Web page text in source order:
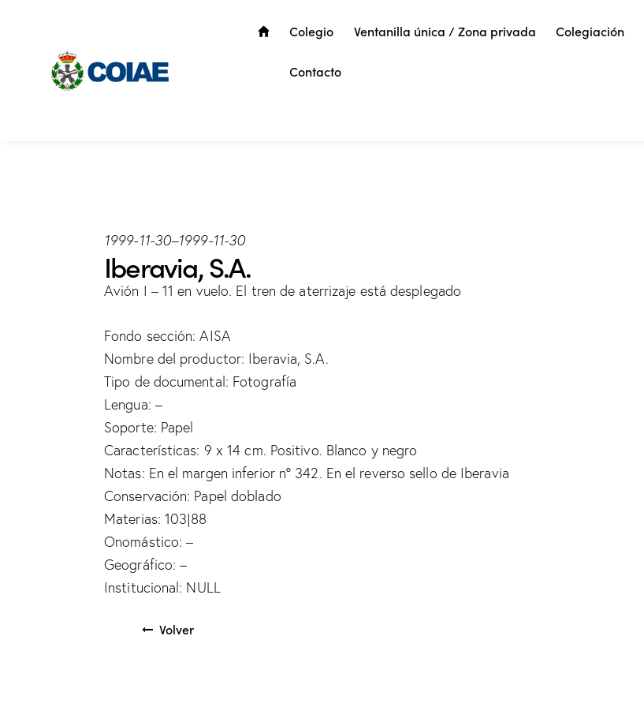
Colegio Ventanilla única / Zona privada Colegiación
Contacto
1999-11-30–1999-11-30
Iberavia, S.A.
Avión I – 11 en vuelo. El tren de aterrizaje está desplegado
Fondo sección: AISA
Nombre del productor: Iberavia, S.A.
Tipo de documental: Fotografía
Lengua: –
Soporte: Papel
Características: 9 x 14 cm. Positivo. Blanco y negro
Notas: En el margen inferior nº 342. En el reverso sello de Iberavia
Conservación: Papel doblado
Materias: 103|88
Onomástico: –
Geográfico: –
Institucional: NULL
Volver